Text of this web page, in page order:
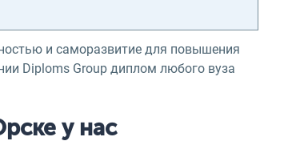
и саморазвитие для повышения
Diploms Group диплом любого вуза
у нас